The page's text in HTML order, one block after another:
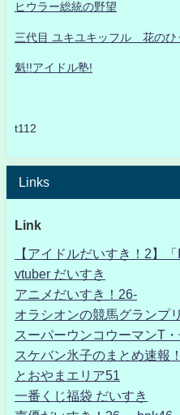
ヒウラー総統の野望
三代目 ユキユキッフル 花のひ
魁!!アイドル塾!
t112
Links
Link
【アイドルだいすき！2】
vtuber だいすき
アニメだいすき！26-
オラシオンの競馬グランプリ
スーパーウンコウーマンT
スケバン氷子のまとめ速報！
とおやまエリア51
一番くじ福袋 だいすき